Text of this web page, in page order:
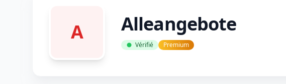
A Alleangebote
Vérifié Premium